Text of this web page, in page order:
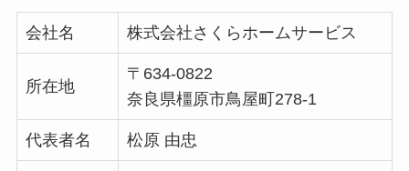
会社名 株式会社さくらホームサービス
所在地
〒634-0822
奈良県橿原市鳥屋町278-1
代表者名 松原 由忠